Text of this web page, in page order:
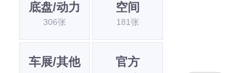
底盘/动力
306张
空间
181张
车展/其他 官方